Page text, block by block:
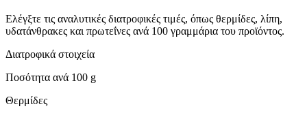
Ελέγξτε τις αναλυτικές διατροφικές τιμές, όπως θερμίδες, λίπη,
υδατάνθρακες και πρωτεΐνες ανά 100 γραμμάρια του προϊόντος.
Διατροφικά στοιχεία
Ποσότητα ανά 100 g
Θερμίδες